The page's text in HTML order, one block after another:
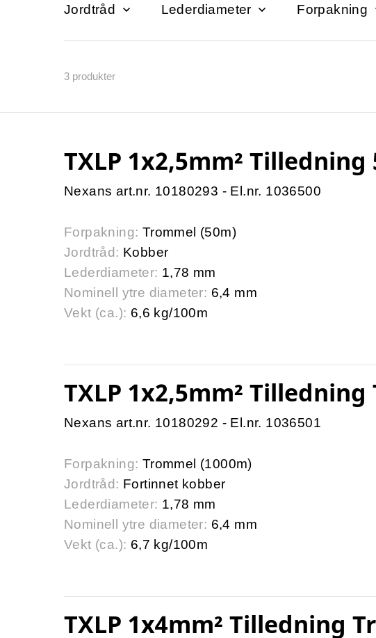
Jordtråd Lederdiameter Forpakning
3 produkter
TXLP 1x2,5mm² Tilledning
Nexans art.nr. 10180293 - El.nr. 1036500
Forpakning: Trommel (50m)
Jordtråd: Kobber
Lederdiameter: 1,78 mm
Nominell ytre diameter: 6,4 mm
Vekt (ca.): 6,6 kg/100m
TXLP 1x2,5mm²
Nexans art.nr. 10180292 - El.nr. 1036501
Forpakning: Trommel (1000m)
Jordtråd: Fortinnet kobber
Lederdiameter: 1,78 mm
Nominell ytre diameter: 6,4 mm
Vekt (ca.): 6,7 kg/100m
TXLP 1x4mm² Tilledning